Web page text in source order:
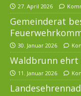
27. April 2026
Gemeinderat
30. Januar 2026
Waldbrunn
11. Januar 2026